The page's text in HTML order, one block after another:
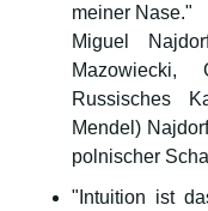
meiner Nase."
Miguel
Mazowiecki,
Russisches
Mendel)
polnischer
"Intuition ist